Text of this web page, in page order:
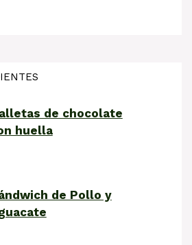
de chocolate
huella
de Pollo y